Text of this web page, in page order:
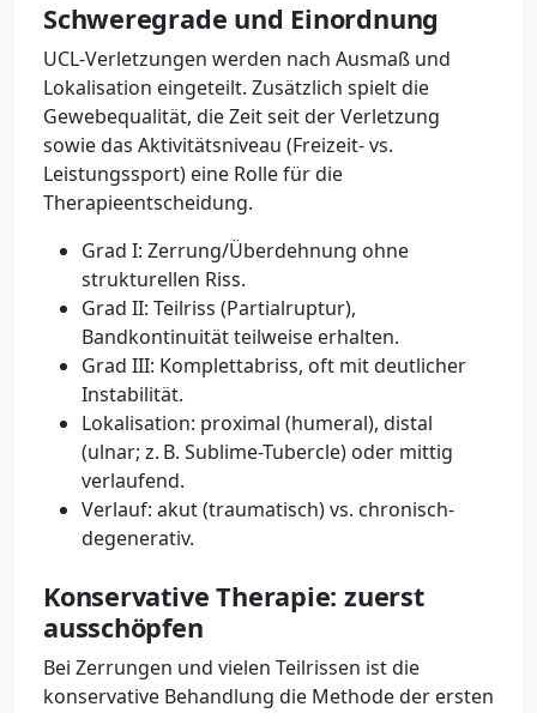
Schweregrade und Einordnung
UCL-Verletzungen werden nach Ausmaß und
Lokalisation eingeteilt. Zusätzlich spielt die
Gewebequalität, die Zeit seit der Verletzung
sowie das Aktivitätsniveau (Freizeit- vs.
Leistungssport) eine Rolle für die
Therapieentscheidung.
Grad I: Zerrung/Überdehnung ohne
strukturellen Riss.
Grad II: Teilriss (Partialruptur),
Bandkontinuität teilweise erhalten.
Grad III: Komplettabriss, oft mit deutlicher
Instabilität.
Lokalisation: proximal (humeral), distal
(ulnar; z. B. Sublime-Tubercle) oder mittig
verlaufend.
Verlauf: akut (traumatisch) vs. chronisch-
degenerativ.
Konservative Therapie: zuerst
ausschöpfen
Bei Zerrungen und vielen Teilrissen ist die
konservative Behandlung die Methode der ersten